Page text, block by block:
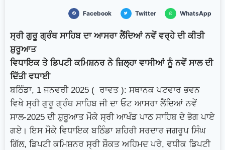
Facebook Twitter WhatsApp
ਸ੍ਰੀ ਗੁਰੂ ਗ੍ਰੰਥ ਸਾਹਿਬ ਦਾ ਆਸਰਾ ਲੈਂਦਿਆਂ ਨਵੇਂ ਵਰ੍ਹੇ ਦੀ ਕੀਤੀ
ਸ਼ੁਰੂਆਤ
ਵਿਧਾਇਕ ਤੇ ਡਿਪਟੀ ਕਮਿਸ਼ਨਰ ਨੇ ਜ਼ਿਲ੍ਹਾ ਵਾਸੀਆਂ ਨੂੰ ਨਵੇਂ ਸਾਲ ਦੀ
ਦਿੱਤੀ ਵਧਾਈ
ਬਠਿੰਡਾ, 1 ਜਨਵਰੀ 2025 ( ਰਾਵਤ ): ਸਥਾਨਕ ਪਟਵਾਰ ਭਵਨ
ਵਿਖੇ ਸ੍ਰੀ ਗੁਰੂ ਗ੍ਰੰਥ ਸਾਹਿਬ ਜੀ ਦਾ ਓਟ ਆਸਰਾ ਲੈਂਦਿਆਂ ਨਵੇਂ
ਸਾਲ-2025 ਦੀ ਸ਼ੁਰੂਆਤ ਮੌਕੇ ਸ੍ਰੀ ਆਖੰਡ ਪਾਠ ਸਾਹਿਬ ਦੇ ਭੋਗ ਪਾਏ
ਗਏ। ਇਸ ਮੌਕੇ ਵਿਧਾਇਕ ਬਠਿੰਡਾ ਸ਼ਹਿਰੀ ਸਰਦਾਰ ਜਗਰੂਪ ਸਿੰਘ
ਗਿੱਲ, ਡਿਪਟੀ ਕਮਿਸ਼ਨਰ ਸ੍ਰੀ ਸ਼ੌਕਤ ਅਹਿਮਦ ਪਰੇ, ਵਧੀਕ ਡਿਪਟੀ